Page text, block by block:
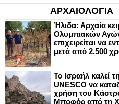
ΑΡΧΑΙΟΛΟΓΙΑ
Ήλιδα: Αρχαία
Ολυμπιακών
επιχειρείται να
μετά από 2.500
Το Ισραήλ καλεί
UNESCO να
χρήση του
Μποφόρ από τη